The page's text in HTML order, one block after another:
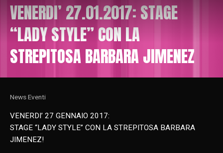
VENERDI’ 27.01.2017: STAGE
“LADY STYLE” CON LA
STREPITOSA BARBARA JIMENEZ
News Eventi
VENERDI’ 27 GENNAIO 2017:
STAGE “LADY STYLE” CON LA STREPITOSA BARBARA
JIMENEZ!